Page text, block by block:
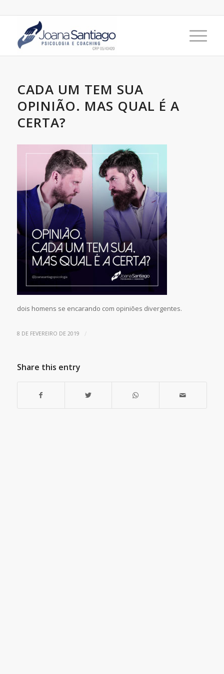
CADA UM TEM SUA
OPINIÃO. MAS QUAL É A
CERTA?
dois homens se encarando com opiniões divergentes.
8 DE FEVEREIRO DE 2019 /
Share this entry